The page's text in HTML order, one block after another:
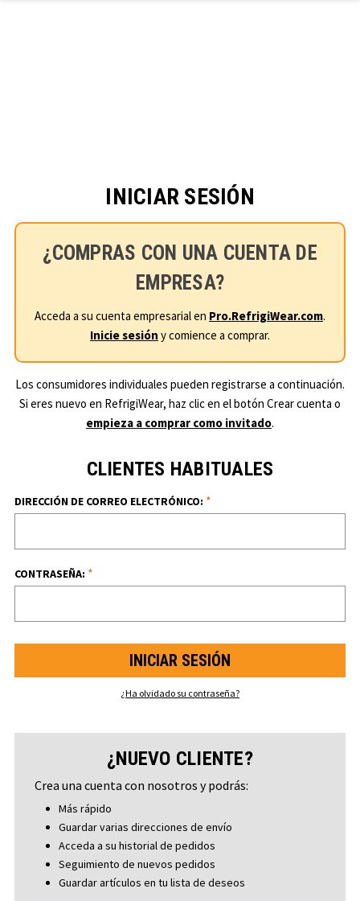
INICIAR SESIÓN
¿COMPRAS CON UNA CUENTA DE
EMPRESA?
Acceda a su cuenta empresarial en Pro.RefrigiWear.com.
Inicie sesión y comience a comprar.
Los consumidores individuales pueden registrarse a continuación.
Si eres nuevo en RefrigiWear, haz clic en el botón Crear cuenta o
empieza a comprar como invitado.
CLIENTES HABITUALES
DIRECCIÓN DE CORREO ELECTRÓNICO: *
CONTRASEÑA: *
¿Ha olvidado su contraseña?
¿NUEVO CLIENTE?
Crea una cuenta con nosotros y podrás:
Más rápido
Guardar varias direcciones de envío
Acceda a su historial de pedidos
Seguimiento de nuevos pedidos
Guardar artículos en tu lista de deseos